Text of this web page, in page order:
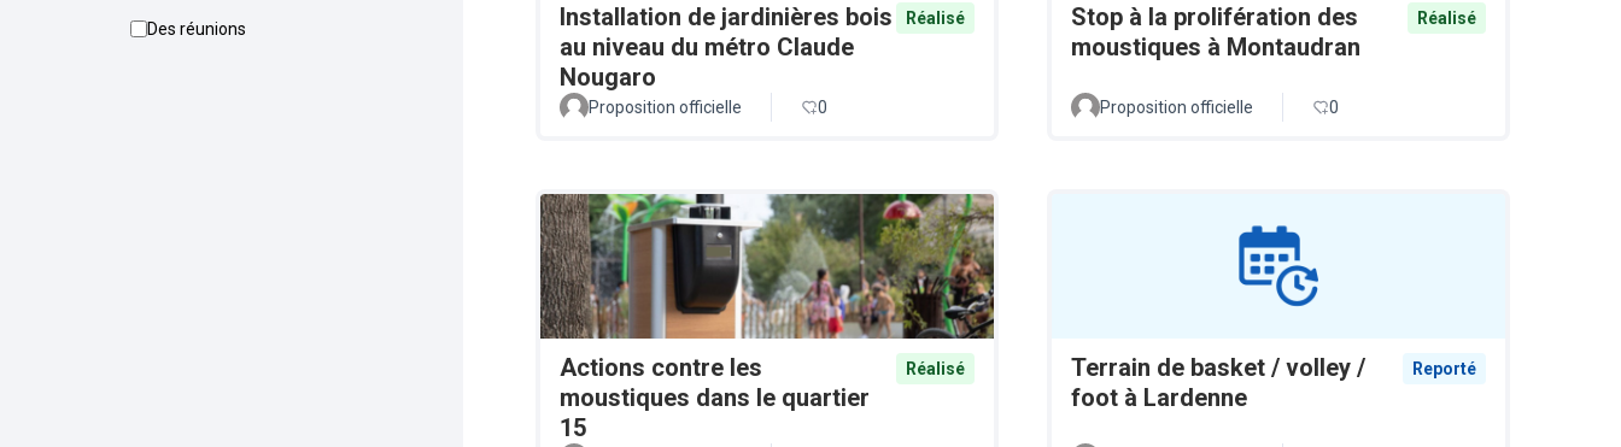
Des réunions
Installation de jardinières bois
au niveau du métro Claude
Nougaro
Réalisé
Proposition officielle 0
Stop à la prolifération des
moustiques à Montaudran
Réalisé
Proposition officielle 0
Actions contre les
moustiques dans le quartier
15
Réalisé
Terrain de basket / volley /
foot à Lardenne
Reporté